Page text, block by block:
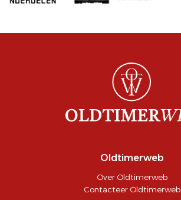
Oldtimerweb
Over Oldtimerweb
Contacteer Oldtimerweb